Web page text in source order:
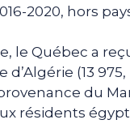
2020, hors
le Québec a
d’Algérie (13
du
résidents